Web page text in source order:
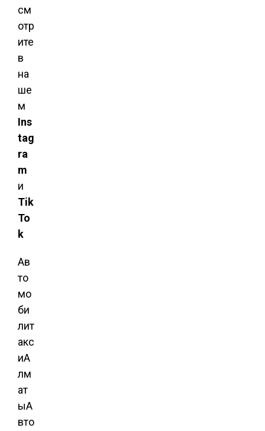
см
отр
ите
в
на
ше
м
Ins
tag
ra
m
и
Tik
To
k
Ав
то
мо
би
лит
акс
иА
лм
ат
ыА
вто